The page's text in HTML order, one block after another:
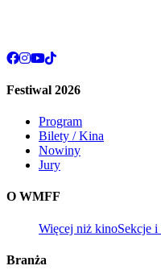
Festiwal 2026
Program
Bilety / Kina
Nowiny
Jury
O WMFF
Więcej niż kinoSekcje
Branża